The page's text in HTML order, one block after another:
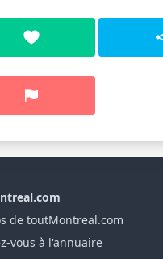
de toutMontreal.com
vous à l'annuaire